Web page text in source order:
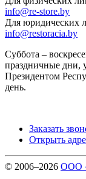
info@re-store.by
Для юридических
info@restoracia.by
Суббота –
праздничные дни,
Президентом
день.
Заказать
Открыть
© 2006–2026 ООО